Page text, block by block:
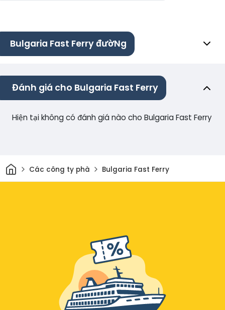
Bulgaria Fast Ferry đườNg
Đánh giá cho Bulgaria Fast Ferry
Hiện tại không có đánh giá nào cho Bulgaria Fast Ferry
Trang chủ
Các công ty phà Bulgaria Fast Ferry